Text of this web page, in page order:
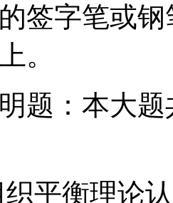
签字笔或
。
题：本大
织平衡理论